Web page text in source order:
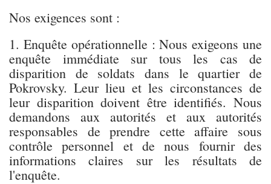
Nos exigences sont :
1. Enquête opérationnelle : Nous exigeons une
enquête immédiate sur tous les cas de
disparition de soldats dans le quartier de
Pokrovsky. Leur lieu et les circonstances de
leur disparition doivent être identifiés. Nous
demandons aux autorités et aux autorités
responsables de prendre cette affaire sous
contrôle personnel et de nous fournir des
informations claires sur les résultats de
l'enquête.